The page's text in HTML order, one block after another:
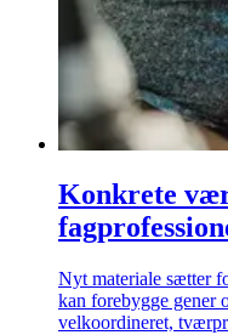
Konkrete
Nyt materiale sætter
kan forebygge gener
velkoordineret,